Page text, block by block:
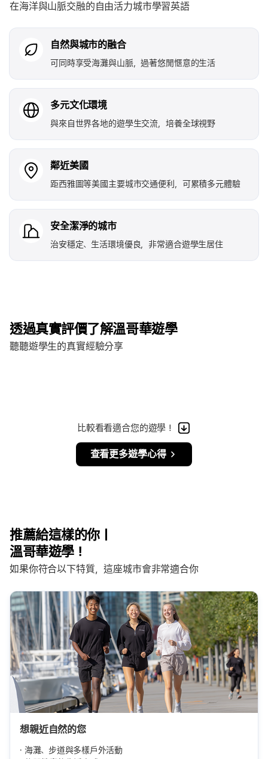
在海洋與山脈交融的自由活力城市學習英語
自然與城市的融合
可同時享受海灘與山脈，過著悠閒愜意的生活
多元文化環境
與來自世界各地的遊學生交流，培養全球視野
鄰近美國
距西雅圖等美國主要城市交通便利，可累積多元體驗
安全潔淨的城市
治安穩定、生活環境優良，非常適合遊學生居住
透過真實評價了解溫哥華遊學
聽聽遊學生的真實經驗分享
比較看看適合您的遊學！
查看更多遊學心得
推薦給這樣的你｜
溫哥華遊學！
如果你符合以下特質，這座城市會非常適合你
想親近自然的您
海灘、步道與多樣戶外活動